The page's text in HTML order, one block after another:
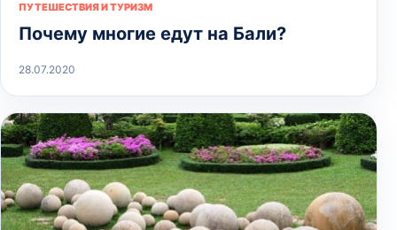
ПУТЕШЕСТВИЯ И ТУРИЗМ
Почему многие едут на Бали?
28.07.2020